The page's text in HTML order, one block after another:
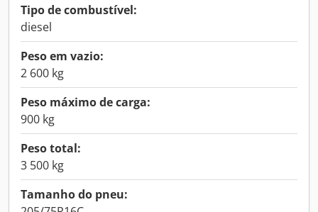
Tipo de combustível:
diesel
Peso em vazio:
2 600 kg
Peso máximo de carga:
900 kg
Peso total:
3 500 kg
Tamanho do pneu: